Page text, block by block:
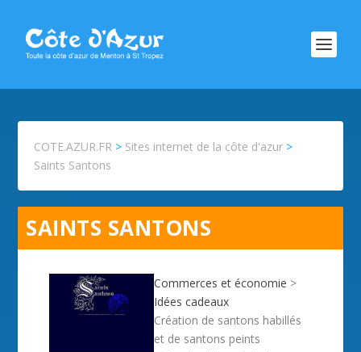
COTE.AZUR.FR > Sites internet de la côte d'azur >
Saints Santons
SAINTS SANTONS
Commerces et économie >
Idées cadeaux
Création de santons habillés
et de santons peints